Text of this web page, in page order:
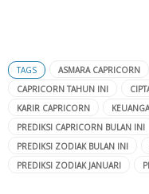
TAGS ASMARA CAPRICORN
CAPRICORN TAHUN INI
KARIR CAPRICORN
PREDIKSI CAPRICORN BULAN INI
PREDIKSI ZODIAK BULAN INI
PREDIKSI ZODIAK JANUARI